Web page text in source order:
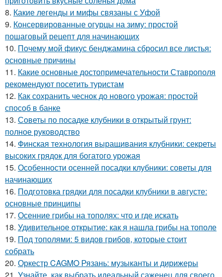
8. Какие легенды и мифы связаны с Уфой
9. Консервированные огурцы на зиму: простой
пошаговый рецепт для начинающих
10. Почему мой фикус бенджамина сбросил все листья:
основные причины
11. Какие основные достопримечательности Ставрополя
рекомендуют посетить туристам
12. Как сохранить чеснок до нового урожая: простой
способ в банке
13. Советы по посадке клубники в открытый грунт:
полное руководство
14. Финская технология выращивания клубники: секреты
высоких грядок для богатого урожая
15. Особенности осенней посадки клубники: советы для
начинающих
16. Подготовка грядки для посадки клубники в августе:
основные принципы
17. Осенние грибы на тополях: что и где искать
18. Удивительное открытие: как я нашла грибы на тополе
19. Под тополями: 5 видов грибов, которые стоит
собрать
20. Оркестр CAGMO Рязань: музыканты и дирижеры